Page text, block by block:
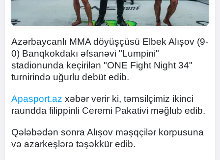
Azərbaycanlı MMA döyüşçüsü Elbek Alışov (9-
0) Banqkokdakı əfsanəvi "Lumpini"
stadionunda keçirilən "ONE Fight Night 34"
turnirində uğurlu debüt edib.
Apasport.az xəbər verir ki, təmsilçimiz ikinci
raundda filippinli Ceremi Pakativi məğlub edib.
Qələbədən sonra Alışov məşqçilər korpusuna
və azarkeşlərə təşəkkür edib.